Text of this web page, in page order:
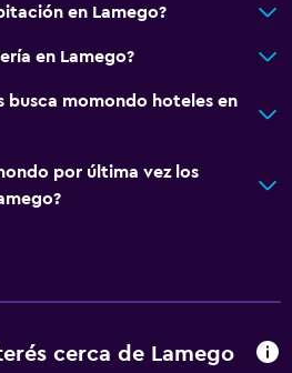
de ruedas
en Lamego?
en Lamego?
busca momondo hoteles en
por última vez los
cerca de Lamego